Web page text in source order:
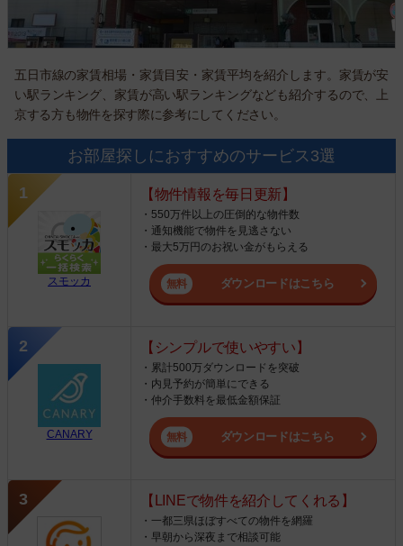
五日市線の家賃相場・家賃目安・家賃平均を紹介します。家賃が安
い駅ランキング、家賃が高い駅ランキングなども紹介するので、上
京する方も物件を探す際に参考にしてください。
お部屋探しにおすすめのサービス3選
スモッカ
【物件情報を毎日更新】
・550万件以上の圧倒的な物件数
・通知機能で物件を見逃さない
・最大5万円のお祝い金がもらえる
ダウンロードはこちら
CANARY
【シンプルで使いやすい】
・累計500万ダウンロードを突破
・内見予約が簡単にできる
・仲介手数料を最低金額保証
ダウンロードはこちら
【LINEで物件を紹介してくれる】
・一都三県ほぼすべての物件を網羅
・早朝から深夜まで相談可能